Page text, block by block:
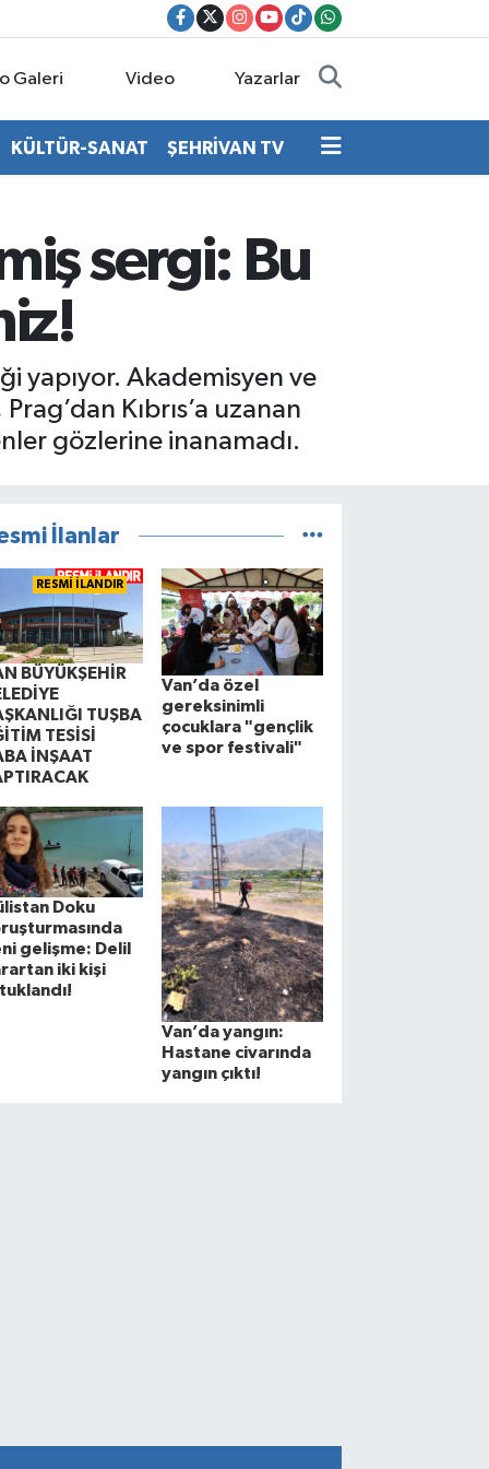
Galeri Video Yazarlar
KÜLTÜR-SANAT ŞEHRİVAN TV
sergi: Bu
yapıyor. Akademisyen ve
Kıbrıs’a uzanan
gözlerine inanamadı.
İlanlar
RESMİ İLANDIR
BÜYÜKŞEHİR
TUŞBA
TESİSİ
İNŞAAT
Van’da özel
gereksinimli
çocuklara "gençlik
ve spor festivali"
Doku
gelişme: Delil
iki kişi
Van’da yangın:
Hastane civarında
yangın çıktı!